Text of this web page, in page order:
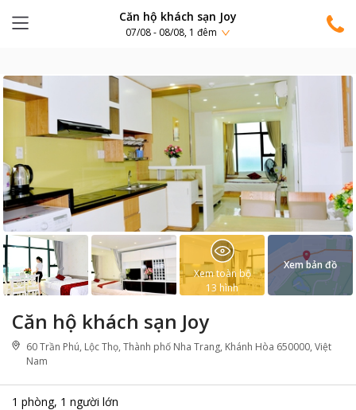
Căn hộ khách sạn Joy
07/08 - 08/08, 1 đêm
Căn hộ khách sạn Joy
60 Trần Phú, Lộc Thọ, Thành phố Nha Trang, Khánh Hòa 650000, Việt
Nam
1 phòng, 1 người lớn
Xem toàn bộ
13 hình
Xem bản đồ